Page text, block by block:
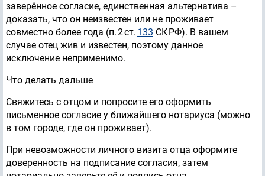
заверённое согласие, единственная альтернатива –
доказать, что он неизвестен или не проживает
совместно более года (п. 2 ст. 133 СК РФ). В вашем
случае отец жив и известен, поэтому данное
исключение неприменимо.
Что делать дальше
Свяжитесь с отцом и попросите его оформить
письменное согласие у ближайшего нотариуса (можно
в том городе, где он проживает).
При невозможности личного визита отца оформите
доверенность на подписание согласия, затем